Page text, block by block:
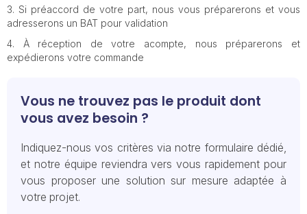
Si préaccord de votre part, nous vous préparerons et vous
adresserons un BAT pour validation
À réception de votre acompte, nous préparerons et
expédierons votre commande
Vous ne trouvez pas le produit dont
vous avez besoin ?
Indiquez-nous vos critères via notre formulaire dédié,
et notre équipe reviendra vers vous rapidement pour
vous proposer une solution sur mesure adaptée à
votre projet.